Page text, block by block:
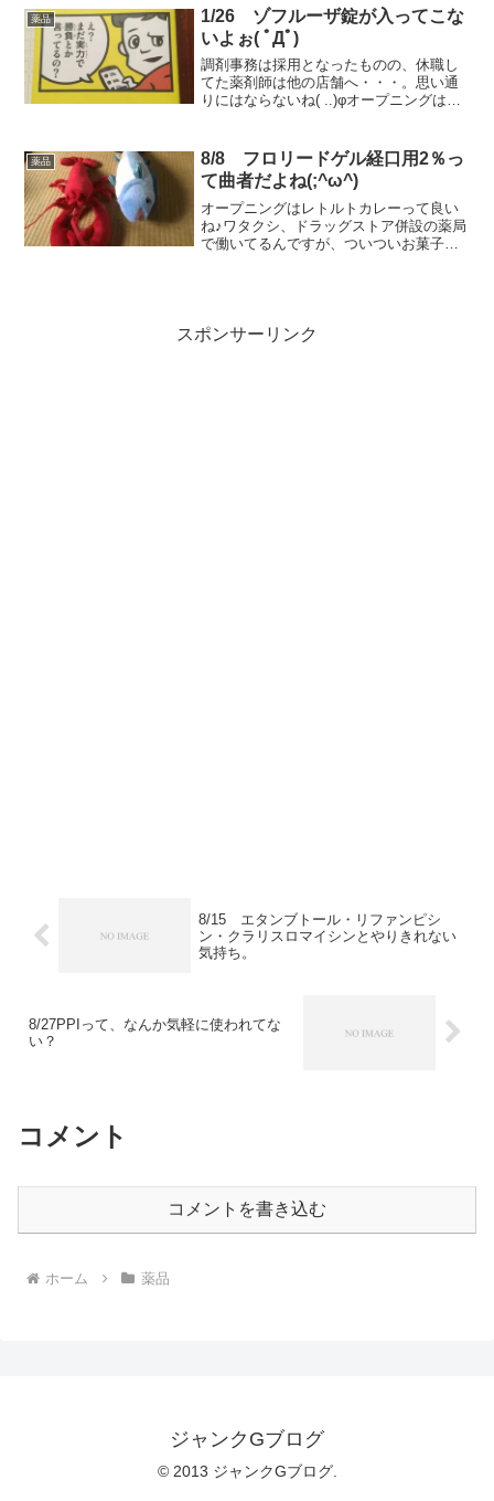
だ本2冊目、って話。2022年1月に読んだ
本2冊目は、...
薬品
1/26 ゾフルーザ錠が入ってこな
いよぉ( ﾟДﾟ)
調剤事務は採用となったものの、休職し
てた薬剤師は他の店舗へ・・・。思い通
りにはならないね( ..)φオープニングは本
ヨタの片づけ』。・すでにやってること
もあったけど、新...
薬品
8/8 フロリードゲル経口用2％っ
て曲者だよね(;^ω^)
オープニングはレトルトカレーって良い
ね♪ワタクシ、ドラッグストア併設の薬局
で働いてるんですが、ついついお菓子や
スポンサーリンク
8/15 エタンブトール・リファンピシ
ン・クラリスロマイシンとやりきれない
気持ち。
8/27PPIって、なんか気軽に使われてな
い？
コメント
コメントを書き込む
ホーム 薬品
ジャンクGブログ
© 2013 ジャンクGブログ.